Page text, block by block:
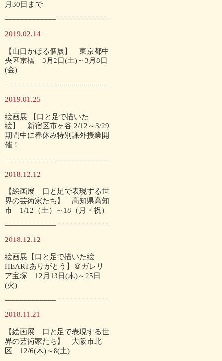
月30日まで
2019.02.14
【山口かほる個展】 東京都中
央区京橋 3月2日(土)～3月8日
(金)
2019.01.25
絵画展 【口と足で描いた
絵】 新宿区市ヶ谷 2/12～3/29
期間中に春休み特別課外授業開
催！
2018.12.12
【絵画展 口と足で表現する世
界の芸術家たち】 高知県高知
市 1/12（土）～18（月・祝）
2018.12.12
絵画展【口と足で描いた絵
HEARTありがとう】＠ガレリ
ア宝塚 12月13日(木)～25日
(火)
2018.11.21
【絵画展 口と足で表現する世
界の芸術家たち】 大阪市北
区 12/6(木)～8(土)